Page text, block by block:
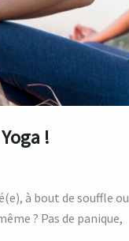
!
à bout de souffle ou
? Pas de panique,